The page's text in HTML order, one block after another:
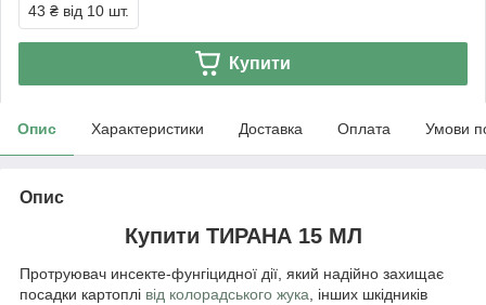
43 ₴ від 10 шт.
Купити
Опис Характеристики Доставка Оплата Умови
Опис
Купити ТИРАНА 15 МЛ
Протруювач инсекте-фунгіцидної дії, який надійно захищає
посадки картоплі від колорадського жука, інших шкідників